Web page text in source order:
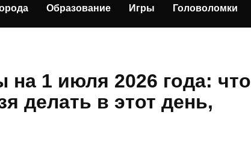
Образование Игры Головоломки
1 июля 2026 года: что
делать в этот день,